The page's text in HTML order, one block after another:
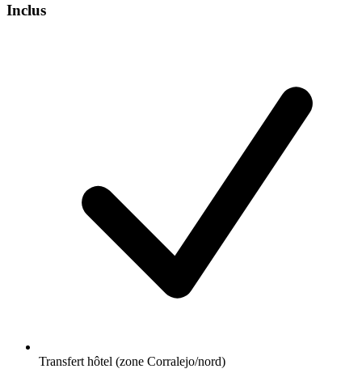
Inclus
Transfert hôtel (zone Corralejo/nord)